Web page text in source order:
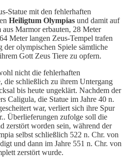
Statue mit den fehlerhaften
Heiligtum Olympias und damit auf
Marmor erbauten, 28 Meter
Meter langen Zeus-Tempel trafen
der olympischen Spiele sämtliche
Gott Zeus Tiere zu opfern.
nicht die fehlerhaften
die schließlich zu ihrem Untergang
bis heute ungeklärt. Nachdem der
Caligula, die Statue im Jahre 40 n.
war, verliert sich ihre Spur
Überlieferungen zufolge soll die
zerstört worden sein, während der
selbst schließlich 522 n. Chr. von
und dann im Jahre 551 n. Chr. von
zerstört wurde.